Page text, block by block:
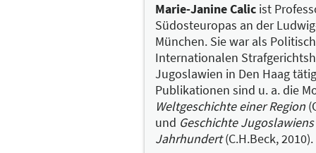
Marie-Janine Calic ist
Südosteuropas an der
München. Sie war als
Internationalen
Jugoslawien in Den Haag
Publikationen sind u. a. die
Weltgeschichte einer Region
und Geschichte
Jahrhundert(C.H.Beck, 2010).